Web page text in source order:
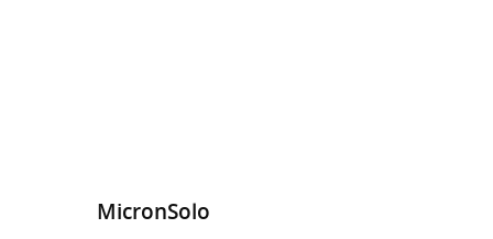
MicronSolo